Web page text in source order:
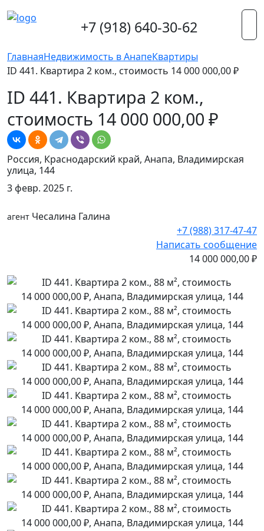
+7 (918) 640-30-62
ГлавнаяНедвижимость в АнапеКвартиры
ID 441. Квартира 2 ком., стоимость 14 000 000,00 ₽
ID 441. Квартира 2 ком.,
стоимость 14 000 000,00 ₽
Россия, Краснодарский край, Анапа, Владимирская
улица, 144
3 февр. 2025 г.
агент Чесалина Галина
+7 (988) 317-47-47
Написать сообщение
14 000 000,00 ₽